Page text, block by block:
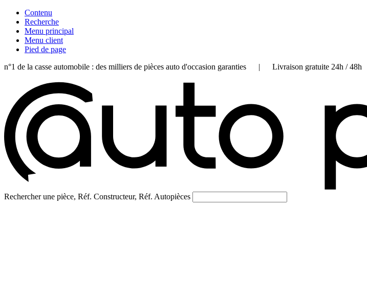
Contenu
Recherche
Menu principal
Menu client
Pied de page
n°1 de la casse automobile : des milliers de pièces auto d'occasion garanties | Livraison gratuite 24h /
Rechercher une pièce, Réf. Constructeur, Réf. Autopièces